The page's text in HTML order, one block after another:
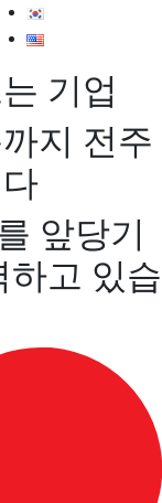
기업
지 전주
앞당기
하고 있습